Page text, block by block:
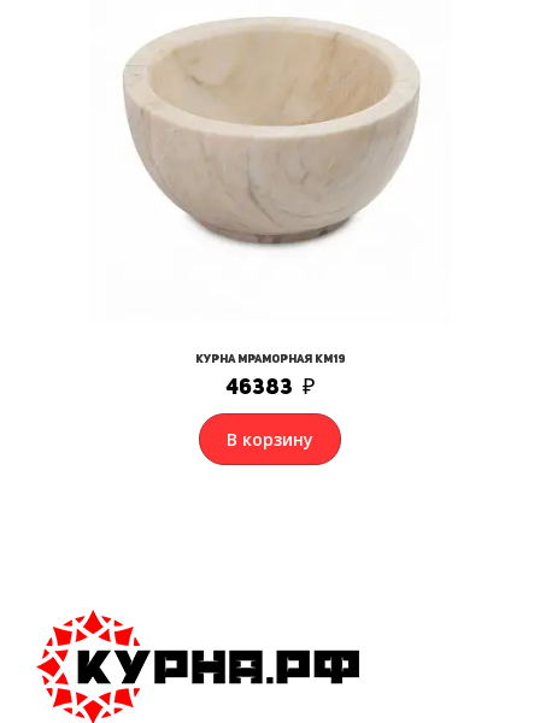
Курна мраморная КМ19
46383 ₽
В корзину